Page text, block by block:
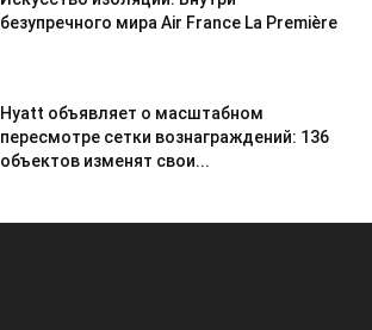
безупречного мира Air France La Première
Hyatt объявляет о масштабном
пересмотре сетки вознаграждений: 136
объектов изменят свои...